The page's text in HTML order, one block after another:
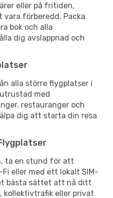
eller på fritiden,
vara förberedd. Packa
bok och alla
dig avslappnad och
alla större flygplatser i
med
restauranger och
dig att starta din resa
ta en stund för att
eller med ett lokalt SIM-
bästa sättet att nå ditt
kollektivtrafik eller privat